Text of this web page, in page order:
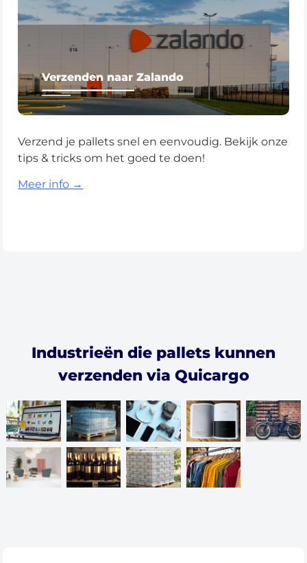
Verzenden naar Zalando
Verzend je pallets snel en eenvoudig. Bekijk onze
tips & tricks om het goed te doen!
Meer info →
Industrieën die pallets kunnen
verzenden via Quicargo